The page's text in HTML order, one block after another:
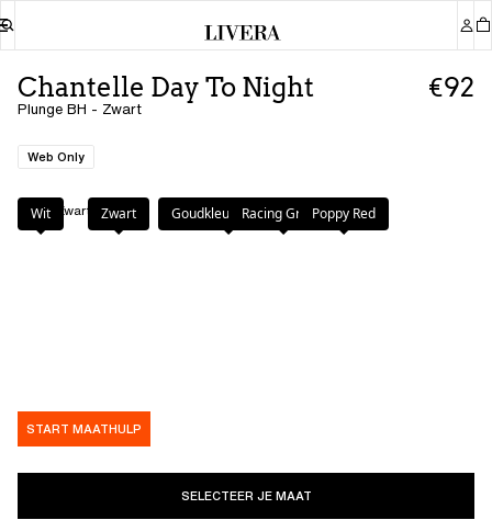
Chantelle Day To Night
Plunge BH - Zwart
€92
Web Only
Kleur: Zwart
Wit Zwart Goudkleurig BeigeRacing GreenPoppy Red
START MAATHULP
SELECTEER JE MAAT